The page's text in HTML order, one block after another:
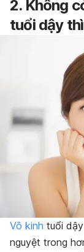
2. Không
tuổi dậy
Vô kinh tuổi
nguyệt trong